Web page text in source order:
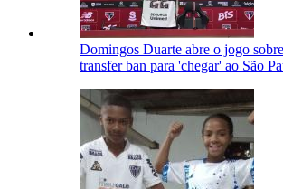
Domingos Duarte abre o jogo
transfer ban para 'chegar' ao São